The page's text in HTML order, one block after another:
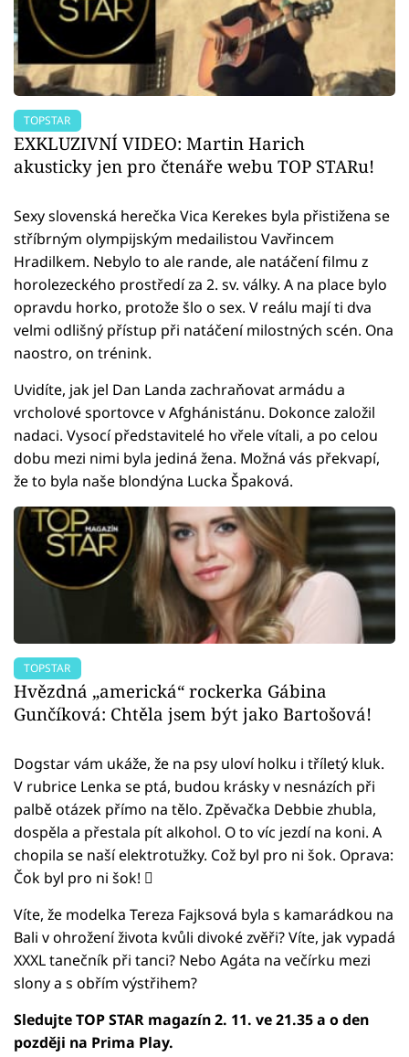
TOPSTAR
EXKLUZIVNÍ VIDEO: Martin Harich
akusticky jen pro čtenáře webu TOP STARu!
Sexy slovenská herečka Vica Kerekes byla přistižena se
stříbrným olympijským medailistou Vavřincem
Hradilkem. Nebylo to ale rande, ale natáčení filmu z
horolezeckého prostředí za 2. sv. války. A na place bylo
opravdu horko, protože šlo o sex. V reálu mají ti dva
velmi odlišný přístup při natáčení milostných scén. Ona
naostro, on trénink.
Uvidíte, jak jel Dan Landa zachraňovat armádu a
vrcholové sportovce v Afghánistánu. Dokonce založil
nadaci. Vysocí představitelé ho vřele vítali, a po celou
dobu mezi nimi byla jediná žena. Možná vás překvapí,
že to byla naše blondýna Lucka Špaková.
TOPSTAR
Hvězdná „americká“ rockerka Gábina
Gunčíková: Chtěla jsem být jako Bartošová!
Dogstar vám ukáže, že na psy uloví holku i tříletý kluk.
V rubrice Lenka se ptá, budou krásky v nesnázích při
palbě otázek přímo na tělo. Zpěvačka Debbie zhubla,
dospěla a přestala pít alkohol. O to víc jezdí na koni. A
chopila se naší elektrotužky. Což byl pro ni šok. Oprava:
Čok byl pro ni šok! 
Víte, že modelka Tereza Fajksová byla s kamarádkou na
Bali v ohrožení života kvůli divoké zvěři? Víte, jak vypadá
XXXL tanečník při tanci? Nebo Agáta na večírku mezi
slony a s obřím výstřihem?
Sledujte TOP STAR magazín 2. 11. ve 21.35 a o den
později na Prima Play.